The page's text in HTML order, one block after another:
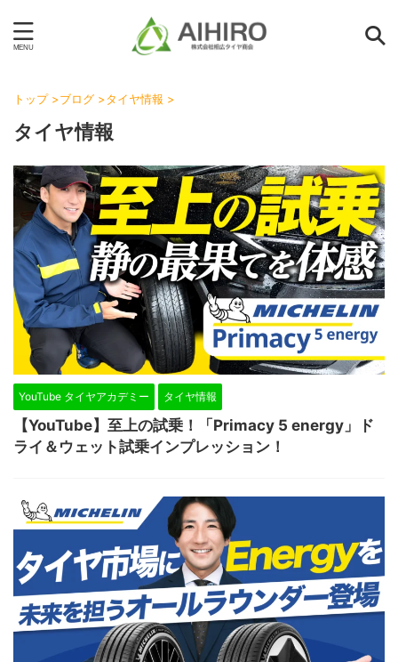
トップ>ブログ >タイヤ情報 >
タイヤ情報
YouTube タイヤアカデミー タイヤ情報
【YouTube】至上の試乗！「Primacy 5 energy」ド
ライ＆ウェット試乗インプレッション！